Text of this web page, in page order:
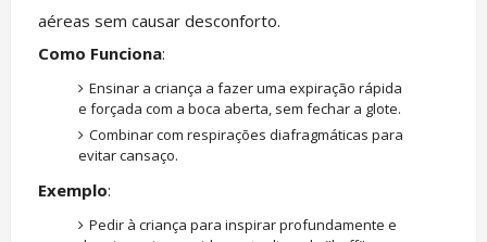
aéreas sem causar desconforto.
Como Funciona:
Ensinar a criança a fazer uma expiração rápida
e forçada com a boca aberta, sem fechar a glote.
Combinar com respirações diafragmáticas para
evitar cansaço.
Exemplo:
Pedir à criança para inspirar profundamente e